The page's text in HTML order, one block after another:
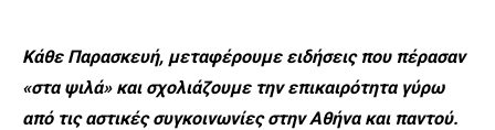
Κάθε Παρασκευή, μεταφέρουμε ειδήσεις που πέρασαν
«στα ψιλά» και σχολιάζουμε την επικαιρότητα γύρω
από τις αστικές συγκοινωνίες στην Αθήνα και παντού.